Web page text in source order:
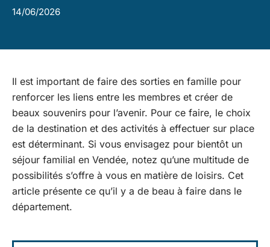
14/06/2026
Il est important de faire des sorties en famille pour
renforcer les liens entre les membres et créer de
beaux souvenirs pour l’avenir. Pour ce faire, le choix
de la destination et des activités à effectuer sur place
est déterminant. Si vous envisagez pour bientôt un
séjour familial en Vendée, notez qu’une multitude de
possibilités s’offre à vous en matière de loisirs. Cet
article présente ce qu’il y a de beau à faire dans le
département.